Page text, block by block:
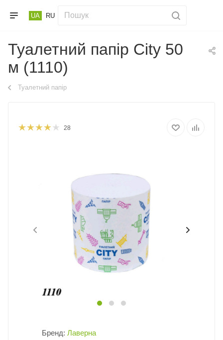
UA RU
Туалетний папір City 50
м (1110)
Туалетний папір
28
Бренд: Лаверна